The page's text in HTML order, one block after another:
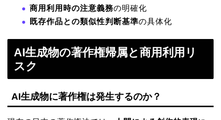
商用利用時の注意義務の明確化
既存作品との類似性判断基準の具体化
AI生成物の著作権帰属と商用利用リ
スク
AI生成物に著作権は発生するのか？